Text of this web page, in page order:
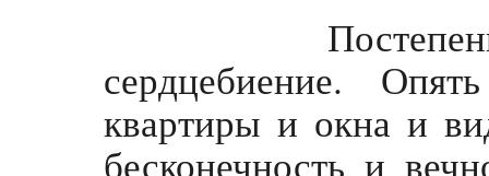
Постепенно
сердцебиение.
квартиры и окна и
бесконечность и